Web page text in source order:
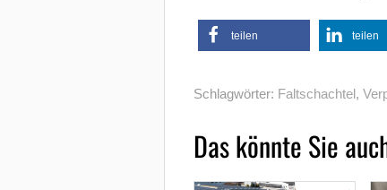
teilen teilen
Schlagwörter: Faltschachtel,
Das könnte Sie